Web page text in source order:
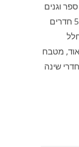
וגנים
ילדים במרחק הליכה. הדירה להשכרה ממוקמת במרכז העיר יהוד מונוסון, בבניין חדש הכולל 3 מעליות. דירת 5 חדרים
מטבח
משודרג ופונקציונאלי עם המון שטחי אחסון, מרפסת שמש הכוללת נקודת גז, מים וחשמל ופונה לנוף פתוח. 3 חדרי שינה